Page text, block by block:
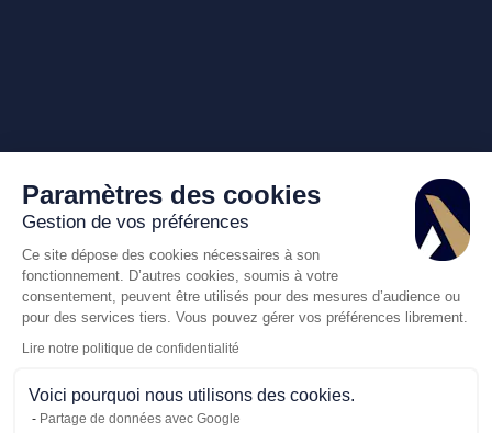
Paramètres des cookies
Gestion de vos préférences
Ce site dépose des cookies nécessaires à son
fonctionnement. D’autres cookies, soumis à votre
consentement, peuvent être utilisés pour des mesures d’audience ou
pour des services tiers. Vous pouvez gérer vos préférences librement.
Lire notre politique de confidentialité
Voici pourquoi nous utilisons des cookies.
Partage de données avec Google